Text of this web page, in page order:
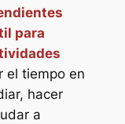
para
el tiempo en
hacer
a